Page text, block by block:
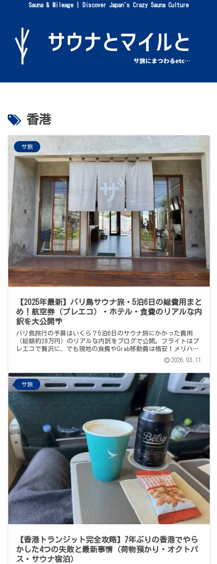
Sauna & Mileage | Discover Japan's Crazy Sauna Culture
香港
サ旅
【2025年最新】バリ島サウナ旅・5泊6日の総費用まと
め！航空券（プレエコ）・ホテル・食費のリアルな内
訳を大公開🌴
バリ島旅行の予算はいくら？5泊6日のサウナ旅にかかった費用
（総額約28万円）のリアルな内訳をブログで公開。フライトはプ
レエコで贅沢に、でも現地の食費やGrab移動費は格安！メリハリ
をつけてバリ島を満喫する大人のコスパ旅の参考にどうぞ。
2026.03.11
サ旅
【香港トランジット完全攻略】7年ぶりの香港でやら
かした4つの失敗と最新事情（荷物預かり・オクトパ
ス・サウナ宿泊）